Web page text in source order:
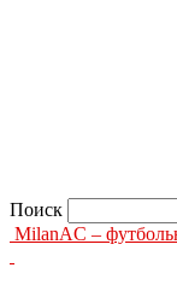
Поиск
MilanAC –